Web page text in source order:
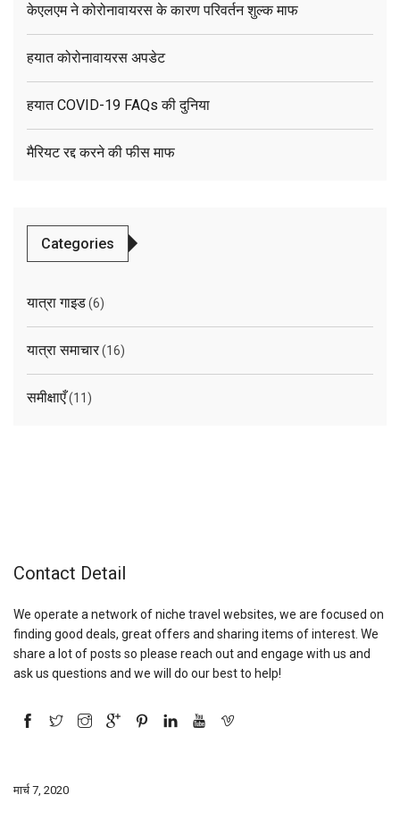
केएलएम ने कोरोनावायरस के कारण परिवर्तन शुल्क माफ
हयात कोरोनावायरस अपडेट
हयात COVID-19 FAQs की दुनिया
मैरियट रद्द करने की फीस माफ
Categories
यात्रा गाइड(6)
यात्रा समाचार(16)
समीक्षाएँ(11)
Contact Detail
We operate a network of niche travel websites, we are focused on
finding good deals, great offers and sharing items of interest. We
share a lot of posts so please reach out and engage with us and
ask us questions and we will do our best to help!
मार्च 7, 2020